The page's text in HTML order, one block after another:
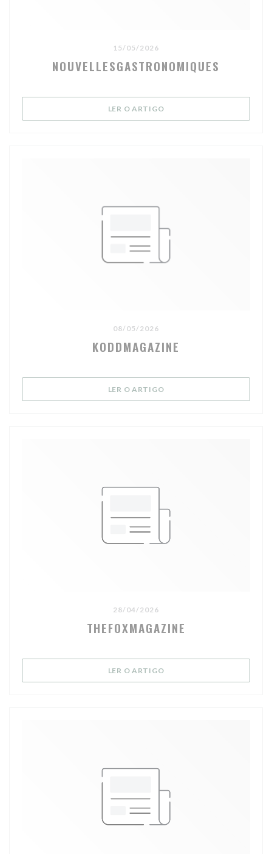
15/05/2026
NOUVELLESGASTRONOMIQUES
LER O ARTIGO((ABRE NUMA NOVA
08/05/2026
KODDMAGAZINE
LER O ARTIGO((ABRE NUMA NOVA
28/04/2026
THEFOXMAGAZINE
LER O ARTIGO((ABRE NUMA NOVA